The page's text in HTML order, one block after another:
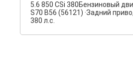
5.6 850 CSi 380Бензиновый
S70 B56 (56121) ·Задний
380 л.с.